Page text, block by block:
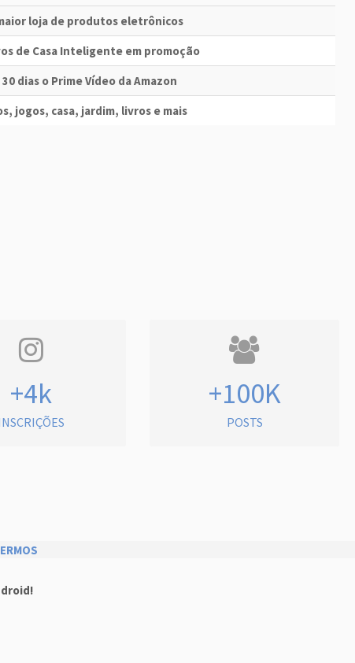
loja de produtos eletrônicos
de Casa Inteligente em promoção
dias o Prime Vídeo da Amazon
jogos, casa, jardim, livros e mais
+4k +100K
POSTS